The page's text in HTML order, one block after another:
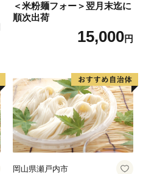
＜米粉麺フォー＞翌月末迄に
順次出荷
15,000円
岡山県瀬戸内市